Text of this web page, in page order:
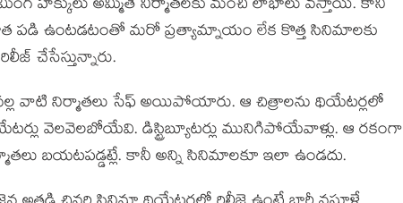
హక్కులు అమ్మితే నిర్మాతలకు మంచి లాభాలు వస్తాయి. కానీ
పడి ఉంటడటంతో మరో ప్రత్యామ్నాయం లేక కొత్త సినిమాలకు
చేసేస్తున్నారు.
వాటి నిర్మాతలు సేఫ్ అయిపోయారు. ఆ చిత్రాలను థియేటర్లలో
వెలవెలబోయేవి. డిస్ట్రిబ్యూటర్లు మునిగిపోయేవాళ్లు. ఆ రకంగా
బయటపడ్డట్లే. కానీ అన్ని సినిమాలకూ ఇలా ఉండదు.